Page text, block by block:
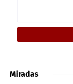
Miradas